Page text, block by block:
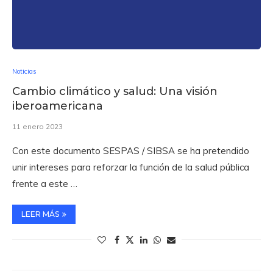
Noticias
Cambio climático y salud: Una visión
iberoamericana
11 enero 2023
Con este documento SESPAS / SIBSA se ha pretendido
unir intereses para reforzar la función de la salud pública
frente a este …
LEER MÁS